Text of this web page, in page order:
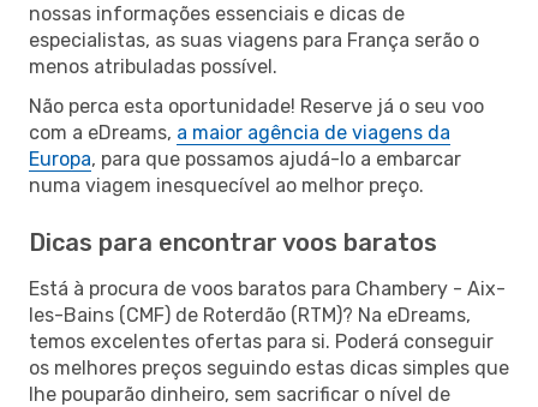
nossas informações essenciais e dicas de
especialistas, as suas viagens para França serão o
menos atribuladas possível.
Não perca esta oportunidade! Reserve já o seu voo
com a eDreams, a maior agência de viagens da
Europa, para que possamos ajudá-lo a embarcar
numa viagem inesquecível ao melhor preço.
Dicas para encontrar voos baratos
Está à procura de voos baratos para Chambery - Aix-
les-Bains (CMF) de Roterdão (RTM)? Na eDreams,
temos excelentes ofertas para si. Poderá conseguir
os melhores preços seguindo estas dicas simples que
lhe pouparão dinheiro, sem sacrificar o nível de